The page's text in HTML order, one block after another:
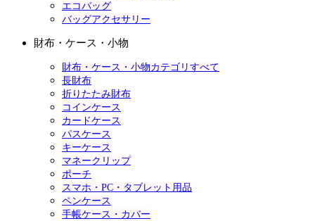
エコバッグ
バッグアクセサリー
財布・ケース・小物
財布・ケース・小物カテゴリすべて
長財布
折りたたみ財布
コインケース
カードケース
パスケース
キーケース
マネークリップ
ポーチ
スマホ・PC・タブレット用品
ペンケース
手帳ケース・カバー